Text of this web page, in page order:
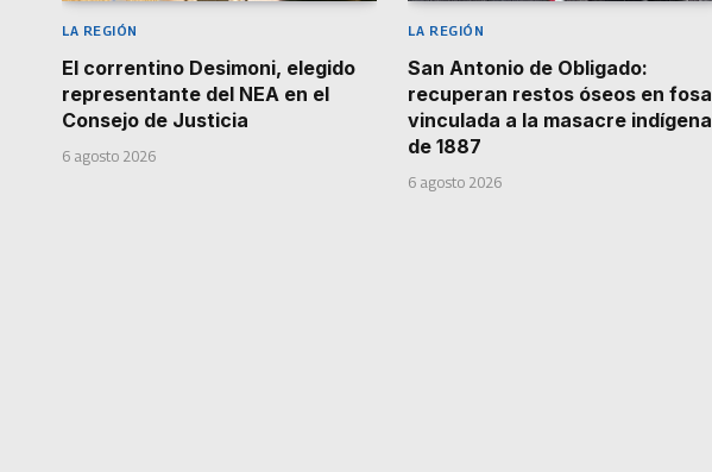
LA REGIÓN
El correntino Desimoni, elegido
representante del NEA en el
Consejo de Justicia
6 agosto 2026
LA REGIÓN
San Antonio de Obligado:
recuperan restos óseos en fosa
vinculada a la masacre indígena
de 1887
6 agosto 2026